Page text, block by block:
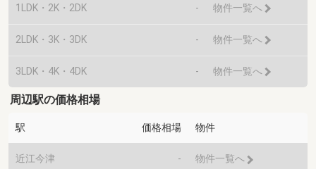
1LDK・2K・2DK - 物件一覧へ
2LDK・3K・3DK - 物件一覧へ
3LDK・4K・4DK - 物件一覧へ
周辺駅の価格相場
駅 価格相場 物件
近江今津 - 物件一覧へ